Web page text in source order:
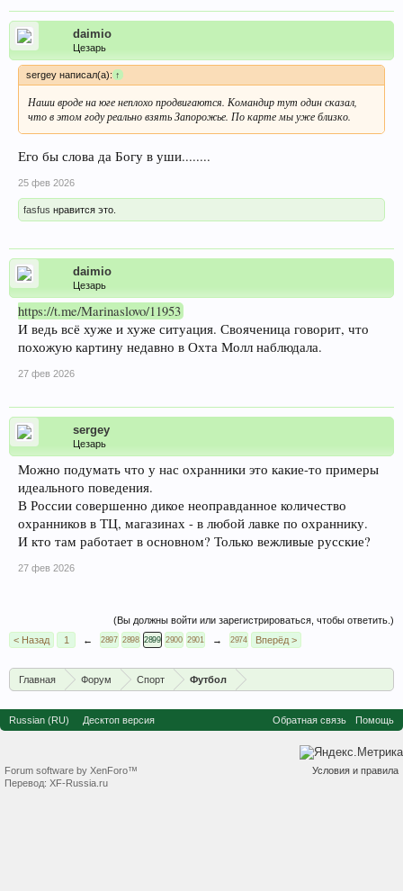
daimio
Цезарь
sergey написал(а):↑
Наши вроде на юге неплохо продвигаются. Командир тут один сказал,
что в этом году реально взять Запорожье. По карте мы уже близко.
Его бы слова да Богу в уши........
25 фев 2026
fasfus нравится это.
daimio
Цезарь
https://t.me/Marinaslovo/11953
И ведь всё хуже и хуже ситуация. Свояченица говорит, что
похожую картину недавно в Охта Молл наблюдала.
27 фев 2026
sergey
Цезарь
Можно подумать что у нас охранники это какие-то примеры
идеального поведения.
В России совершенно дикое неоправданное количество
охранников в ТЦ, магазинах - в любой лавке по охраннику.
И кто там работает в основном? Только вежливые русские?
27 фев 2026
(Вы должны войти или зарегистрироваться, чтобы ответить.)
< Назад
1 ← 2897 2898 2899 2900 2901 → 2974 Вперёд >
Главная Форум Спорт Футбол
Russian (RU) Десктоп версия Обратная связь Помощь
Условия и правила
Forum software by XenForo™
Перевод: XF-Russia.ru